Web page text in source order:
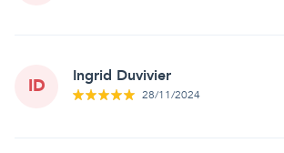
ID Ingrid Duvivier
28/11/2024